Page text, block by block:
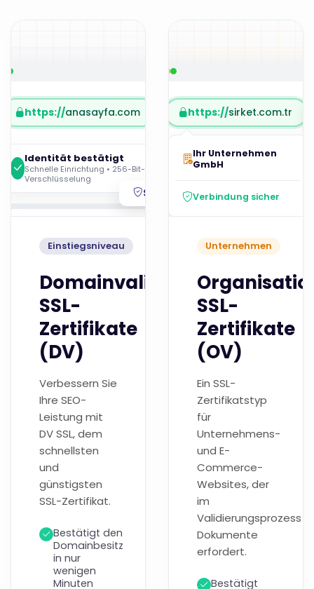
https://anasayfa.com
Identität bestätigt
Schnelle Einrichtung • 256-Bit-
Verschlüsselung
Sicher
Einstiegsniveau
Domainvalidierte
SSL-
Zertifikate
(DV)
Verbessern Sie
Ihre SEO-
Leistung mit
DV SSL, dem
schnellsten
und
günstigsten
SSL-Zertifikat.
Bestätigt den
Domainbesitz
in nur
wenigen
Minuten
https://sirket.com.tr
Ihr Unternehmen
GmbH
Verbindung sicher
Unternehmen
SSL-
Zertifikate
(OV)
Ein SSL-
Zertifikatstyp
für
Unternehmens-
und E-
Commerce-
Websites, der
im
Validierungsprozess
Dokumente
erfordert.
Bestätigt